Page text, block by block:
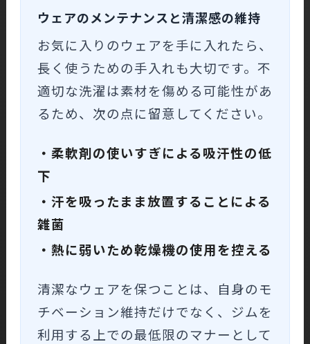
ウェアのメンテナンスと清潔感の維持
お気に入りのウェアを手に入れたら、
長く使うための手入れも大切です。不
適切な洗濯は素材を傷める可能性があ
るため、次の点に留意してください。
・柔軟剤の使いすぎによる吸汗性の低
下
・汗を吸ったまま放置することによる
雑菌
・熱に弱いため乾燥機の使用を控える
清潔なウェアを保つことは、自身のモ
チベーション維持だけでなく、ジムを
利用する上での最低限のマナーとして